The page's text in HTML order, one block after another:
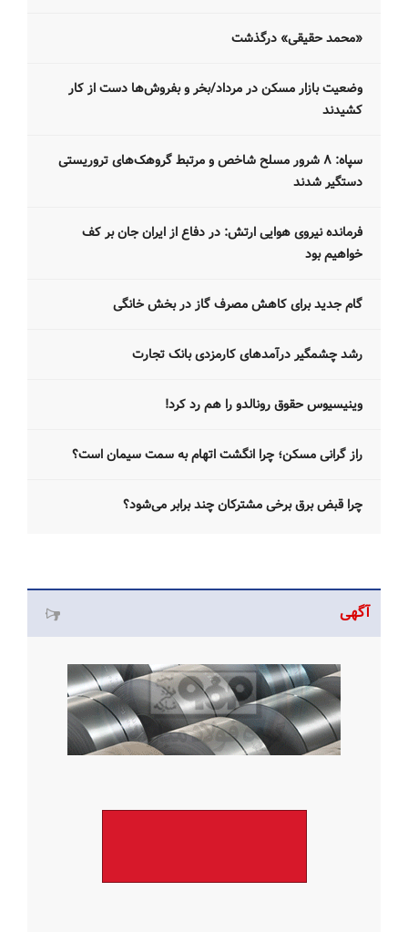
«محمد حقیقی» درگذشت
وضعیت بازار مسکن در مرداد/بخر و بفروش‌ها دست از کار
کشیدند
سپاه: ۸ شرور مسلح شاخص و مرتبط گروهک‌های تروریستی
دستگیر شدند
فرمانده نیروی هوایی ارتش: در دفاع از ایران جان بر کف
خواهیم بود
گام جدید برای کاهش مصرف گاز در بخش خانگی
رشد چشمگیر درآمدهای کارمزدی بانک تجارت
وینیسیوس حقوق رونالدو را هم رد کرد!
راز گرانی مسکن؛ چرا انگشت اتهام به سمت سیمان است؟
چرا قبض برق برخی مشترکان چند برابر می‌شود؟
آگهی